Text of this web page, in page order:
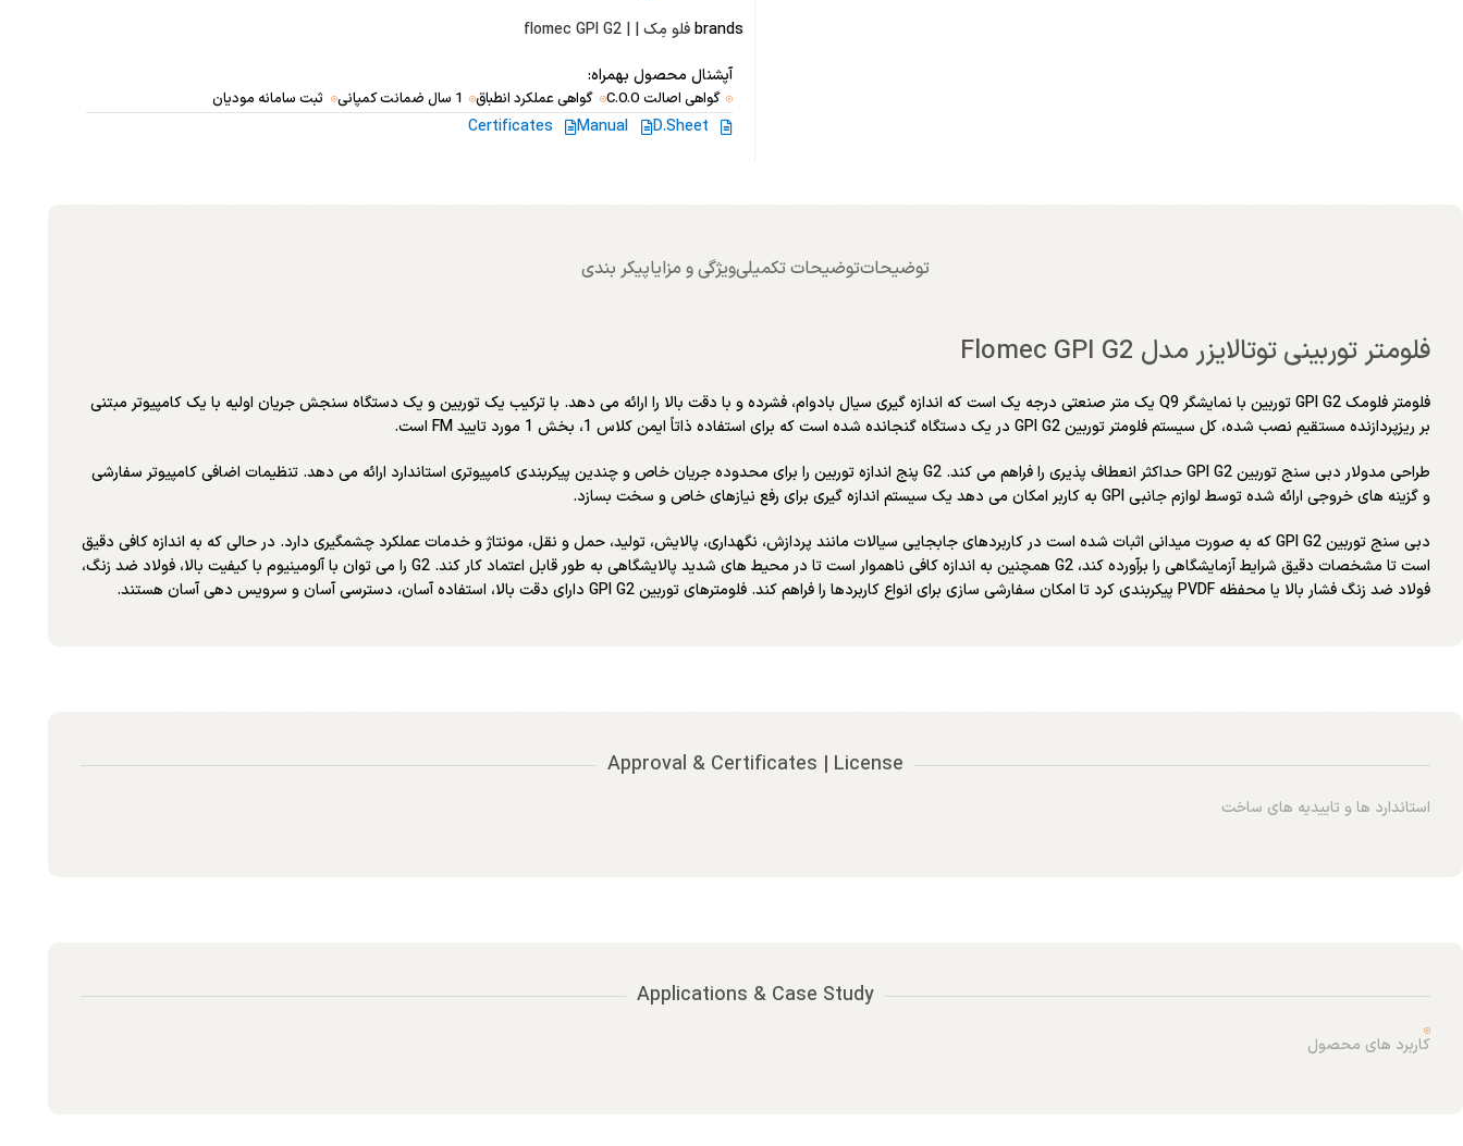
brandsفلو مِک | | flomec GPI G2
آپشنال محصول بهمراه:
گواهی اصالت C.O.O گواهی عملکرد انطباق 1 سال ضمانت کمپانی ثبت سامانه مودیان
D.Sheet
Manual
Certificates
توضیحاتتوضیحات تکمیلیویژگی و مزایاپیکر بندی
فلومتر توربینی توتالایزر مدل Flomec GPI G2
فلومتر فلومک GPI G2 توربین با نمایشگر Q9 یک متر صنعتی درجه یک است که اندازه گیری سیال بادوام، فشرده و با دقت بالا را ارائه می دهد. با ترکیب یک توربین و یک دستگاه سنجش جریان اولیه با یک کامپیوتر مبتنی
بر ریزپردازنده مستقیم نصب شده، کل سیستم فلومتر توربین GPI G2 در یک دستگاه گنجانده شده است که برای استفاده ذاتاً ایمن کلاس 1، بخش 1 مورد تایید FM است.
طراحی مدولار دبی سنج توربین GPI G2 حداکثر انعطاف پذیری را فراهم می کند. G2 پنج اندازه توربین را برای محدوده جریان خاص و چندین پیکربندی کامپیوتری استاندارد ارائه می دهد. تنظیمات اضافی کامپیوتر سفارشی
و گزینه های خروجی ارائه شده توسط لوازم جانبی GPI به کاربر امکان می دهد یک سیستم اندازه گیری برای رفع نیازهای خاص و سخت بسازد.
دبی سنج توربین GPI G2 که به صورت میدانی اثبات شده است در کاربردهای جابجایی سیالات مانند پردازش، نگهداری، پالایش، تولید، حمل و نقل، مونتاژ و خدمات عملکرد چشمگیری دارد. در حالی که به اندازه کافی دقیق
است تا مشخصات دقیق شرایط آزمایشگاهی را برآورده کند، G2 همچنین به اندازه کافی ناهموار است تا در محیط های شدید پالایشگاهی به طور قابل اعتماد کار کند. G2 را می توان با آلومینیوم با کیفیت بالا، فولاد ضد زنگ،
فولاد ضد زنگ فشار بالا یا محفظه PVDF پیکربندی کرد تا امکان سفارشی سازی برای انواع کاربردها را فراهم کند. فلومترهای توربین GPI G2 دارای دقت بالا، استفاده آسان، دسترسی آسان و سرویس دهی آسان هستند.
Approval & Certificates | License
استاندارد ها و تاییدیه های ساخت
Applications & Case Study
کاربرد های محصول